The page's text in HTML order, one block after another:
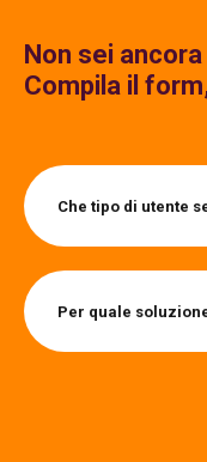
Non sei
Compila il
Che tipo di utente
Per quale